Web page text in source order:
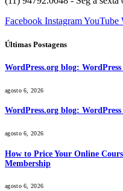
Facebook InstagramYouTube
Últimas Postagens
WordPress.org blog: WordPress
agosto 6, 2026
WordPress.org blog: WordPress
agosto 6, 2026
How to Price Your Online
Membership
agosto 6, 2026